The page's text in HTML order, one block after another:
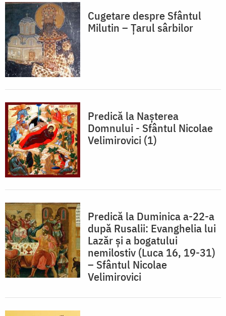
Cugetare despre Sfântul
Milutin – Ţarul sârbilor
Predică la Nașterea
Domnului - Sfântul Nicolae
Velimirovici (1)
Predică la Duminica a-22-a
după Rusalii: Evanghelia lui
Lazăr şi a bogatului
nemilostiv (Luca 16, 19-31)
– Sfântul Nicolae
Velimirovici